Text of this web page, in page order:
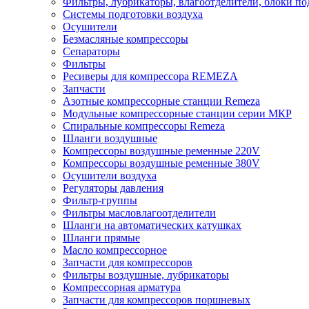
Системы подготовки воздуха
Осушители
Безмасляные компрессоры
Сепараторы
Фильтры
Ресиверы для компрессора REMEZA
Запчасти
Азотные компрессорные станции Remeza
Модульные компрессорные станции серии МКР
Спиральные компрессоры Remeza
Шланги воздушные
Компрессоры воздушные ременные 220V
Компрессоры воздушные ременные 380V
Осушители воздуха
Регуляторы давления
Фильтр-группы
Фильтры масловлагоотделители
Шланги на автоматических катушках
Шланги прямые
Масло компрессорное
Запчасти для компрессоров
Фильтры воздушные, лубрикаторы
Компрессорная арматура
Запчасти для компрессоров поршневых